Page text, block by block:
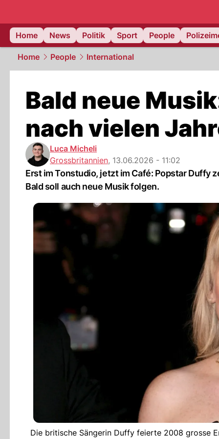
Home News Politik Sport People
Home People International
Bald neue
nach vielen
Luca Micheli
Grossbritannien, 13.06.2026 - 11:02
Erst im Tonstudio, jetzt im Café: Popstar Duffy
Bald soll auch neue Musik folgen.
Die britische Sängerin Duffy feierte 2008 grosse